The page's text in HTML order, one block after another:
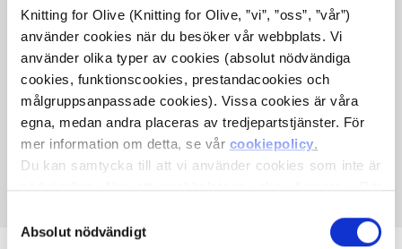
Knitting for Olive (Knitting for Olive, ”vi”, ”oss”, ”vår”)
använder cookies när du besöker vår webbplats. Vi
använder olika typer av cookies (absolut nödvändiga
cookies, funktionscookies, prestandacookies och
målgruppsanpassade cookies). Vissa cookies är våra
egna, medan andra placeras av tredjepartstjänster. För
mer information om detta, se vår cookiepolicy.
Du kan samtycka till att vi använder cookies som inte är
nödvändiga för att webbplatsen ska fungera. Ditt
egenskap av personuppgiftsansvarig, får behandla dina
avAbsolut nödvändigt
KNITTING FOR OLIVE
SOFT SILK MOHAIR - PINK
DAISIES
SALE PRICE
€10,10